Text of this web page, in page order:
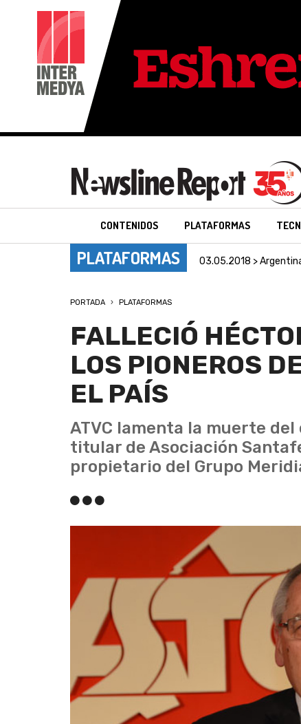
CONTENIDOS PLATAFORMAS
PLATAFORMAS 03.05.2018 >
PORTADA PLATAFORMAS
FALLECIÓ
LOS PIONEROS
EL PAÍS
ATVC lamenta la muerte
titular de Asociación
propietario del Grupo